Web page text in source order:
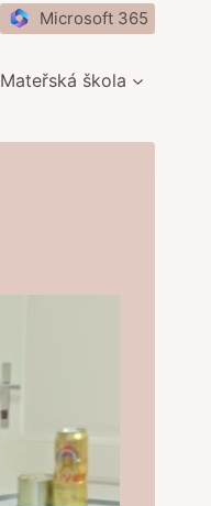
Microsoft 365
Mateřská škola